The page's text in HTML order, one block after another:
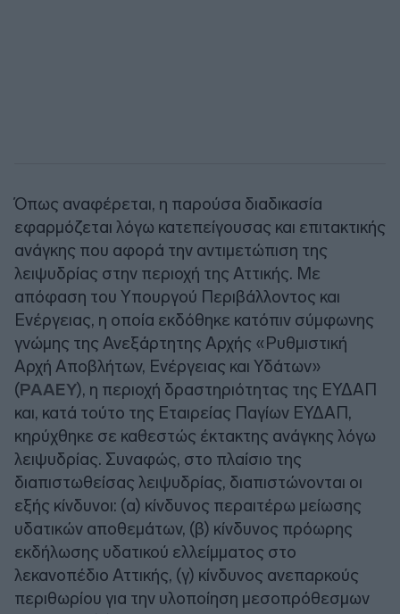
Όπως αναφέρεται, η παρούσα διαδικασία
εφαρμόζεται λόγω κατεπείγουσας και επιτακτικής
ανάγκης που αφορά την αντιμετώπιση της
λειψυδρίας στην περιοχή της Αττικής. Με
απόφαση του Υπουργού Περιβάλλοντος και
Ενέργειας, η οποία εκδόθηκε κατόπιν σύμφωνης
γνώμης της Ανεξάρτητης Αρχής «Ρυθμιστική
Αρχή Αποβλήτων, Ενέργειας και Υδάτων»
(ΡΑΑΕΥ), η περιοχή δραστηριότητας της ΕΥΔΑΠ
και, κατά τούτο της Εταιρείας Παγίων ΕΥΔΑΠ,
κηρύχθηκε σε καθεστώς έκτακτης ανάγκης λόγω
λειψυδρίας. Συναφώς, στο πλαίσιο της
διαπιστωθείσας λειψυδρίας, διαπιστώνονται οι
εξής κίνδυνοι: (α) κίνδυνος περαιτέρω μείωσης
υδατικών αποθεμάτων, (β) κίνδυνος πρόωρης
εκδήλωσης υδατικού ελλείμματος στο
λεκανοπέδιο Αττικής, (γ) κίνδυνος ανεπαρκούς
περιθωρίου για την υλοποίηση μεσοπρόθεσμων